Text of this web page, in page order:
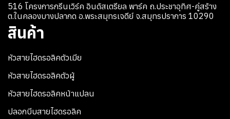
516 โครงการกรีนเวิร์ค อินดัสเตรียล พาร์ค ถ.ประชาอุทิศ-คู่สร้าง
ต.ในคลองบางปลากด อ.พระสมุทรเจดีย์ จ.สมุทรปราการ 10290
สินค้า
หัวสายไฮดรอลิคตัวเมีย
หัวสายไฮดรอลิคตัวผู้
หัวสายไฮดรอลิคหน้าแปลน
ปลอกบีบสายไฮดรอลิค